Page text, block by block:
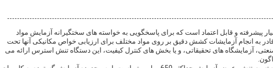
پیشرفته و قابل اعتماد است که برای پاسخگویی به خواسته های سختگیرانه آزمایش مواد
به انجام آزمایشات کشش دقیق بر روی مواد مختلف برای ارزیابی خواص مکانیکی آنها تحت
آزمایشگاه های تحقیقاتی، و یا بخش های کنترل کیفیت، این دستگاه تنش استرس ارائه می